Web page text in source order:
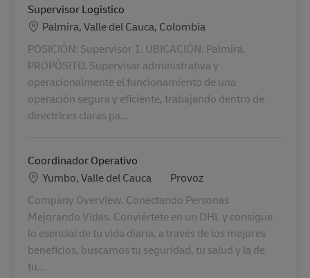
Supervisor Logistico
Location
Palmira, Valle del Cauca, Colombia
POSICIÓN: Supervisor 1. UBICACIÓN: Palmira.
PROPÓSITO. Supervisar administrativa y
operacionalmente el funcionamiento de una
operación segura y eficiente, trabajando dentro de
directrices claras pa...
Coordinador Operativo
Location
Yumbo, Valle del Cauca Kategorie
Provoz
Company Overview. Conectando Personas
Mejorando Vidas. Conviértete en un DHL y consigue
lo esencial de tu vida diaria, a través de los mejores
beneficios, buscamos tu seguridad, tu salud y la de
tu...